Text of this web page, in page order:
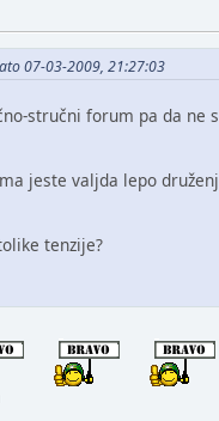
07-03-2009, 21:27:03
stručni forum pa da ne
jeste valjda lepo
tenzije?